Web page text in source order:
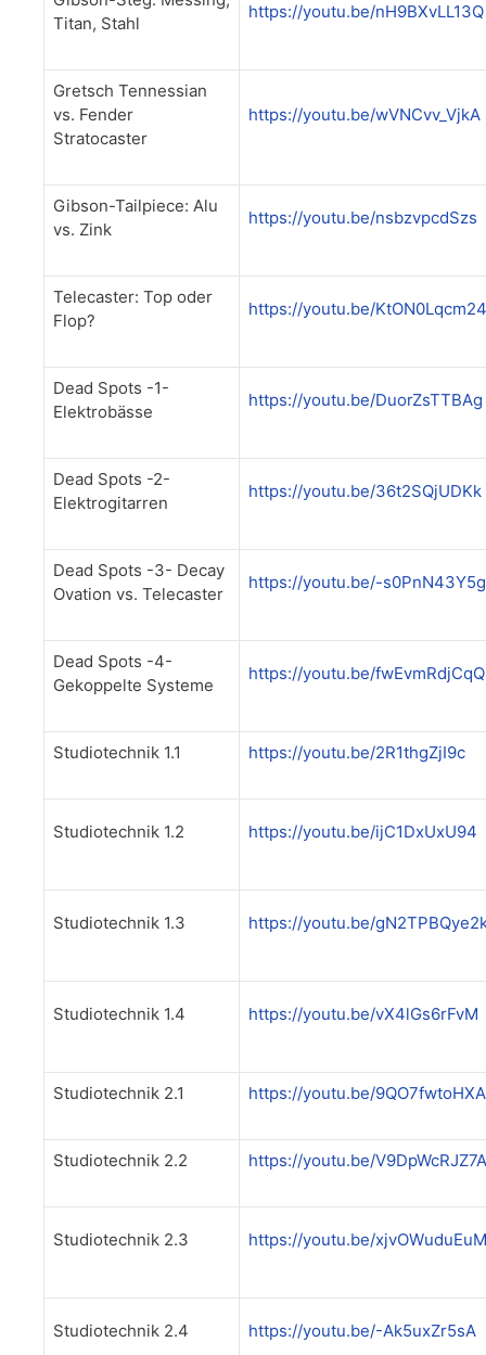
Titan, Stahl
https://youtu.be/nH9BXvLL13Q
Gretsch Tennessian
vs. Fender
Stratocaster
https://youtu.be/wVNCvv_VjkA
Gibson-Tailpiece: Alu
vs. Zink
https://youtu.be/nsbzvpcdSzs
Telecaster: Top oder
Flop?
https://youtu.be/KtON0Lqcm24
Dead Spots -1-
Elektrobässe
https://youtu.be/DuorZsTTBAg
Dead Spots -2-
Elektrogitarren
https://youtu.be/36t2SQjUDKk
Dead Spots -3- Decay
Ovation vs. Telecaster
https://youtu.be/-s0PnN43Y5g
Dead Spots -4-
Gekoppelte Systeme
https://youtu.be/fwEvmRdjCqQ
Studiotechnik 1.1 https://youtu.be/2R1thgZjI9c
Studiotechnik 1.2 https://youtu.be/ijC1DxUxU94
Studiotechnik 1.3 https://youtu.be/
Studiotechnik 1.4 https://youtu.be/vX4lGs6rFvM
Studiotechnik 2.1 https://youtu.be/9QO7fwtoHXA
Studiotechnik 2.2 https://youtu.be/V9DpWcRJZ7A
Studiotechnik 2.3 https://youtu.be/xjvOWuduEuM
Studiotechnik 2.4 https://youtu.be/-Ak5uxZr5sA